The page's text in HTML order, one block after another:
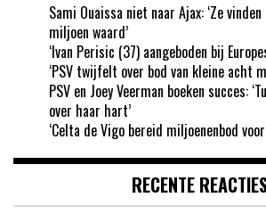
Sami Ouaissa niet naar Ajax: ‘Ze
miljoen waard’
‘Ivan Perisic (37) aangeboden bij
‘PSV twijfelt over bod van kleine acht
PSV en Joey Veerman boeken succes:
over haar hart’
‘Celta de Vigo bereid miljoenenbod
RECENTE